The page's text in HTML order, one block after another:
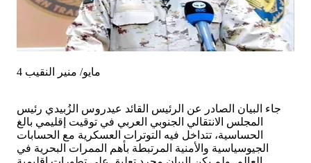
4 مايو/ منير النقيب
جاء البيان الصادر عن الرئيس القائد عيدروس الزُبيدي رئيس
المجلس الانتقالي الجنوبي العربي في توقيت إقليمي بالغ
الحساسية، تتداخل فيه التوترات العسكرية مع الحسابات
الجيوسياسية والأمنية المرتبطة بأهم الممرات البحرية في